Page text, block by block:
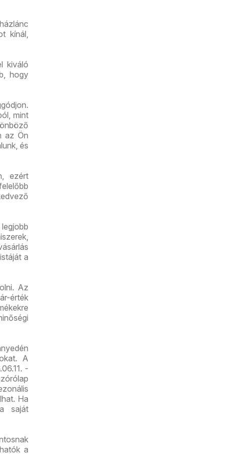
kínál,
kiváló
hogy
mint
az Ön
és
ezért
a
Az
érték
A
-
Ha
saját
a